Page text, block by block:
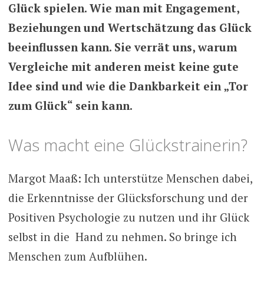
Glück spielen. Wie man mit Engagement,
Beziehungen und Wertschätzung das Glück
beeinflussen kann. Sie verrät uns, warum
Vergleiche mit anderen meist keine gute
Idee sind und wie die Dankbarkeit ein „Tor
zum Glück“ sein kann.
Was macht eine Glückstrainerin?
Margot Maaß: Ich unterstütze Menschen dabei,
die Erkenntnisse der Glücksforschung und der
Positiven Psychologie zu nutzen und ihr Glück
selbst in die Hand zu nehmen. So bringe ich
Menschen zum Aufblühen.